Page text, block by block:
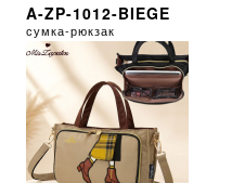
A-ZP-1012-BIEGE
сумка-рюкзак